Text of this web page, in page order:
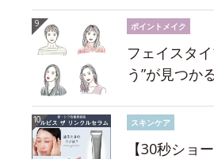
ポイントメイク
フェイスタ
う”が見つか
スキンケア
【30秒ショ